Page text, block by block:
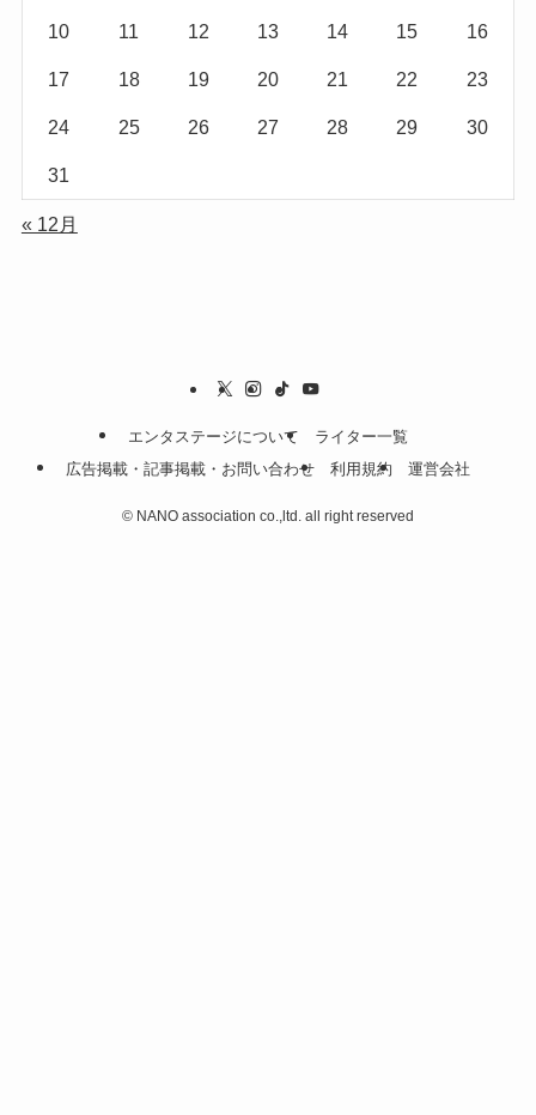
10 11 12 13 14 15 16
17 18 19 20 21 22 23
24 25 26 27 28 29 30
31
« 12月
エンタステージについて
ライター一覧
広告掲載・記事掲載・お問い合わせ
利用規約 運営会社
© NANO association co.,ltd. all right reserved